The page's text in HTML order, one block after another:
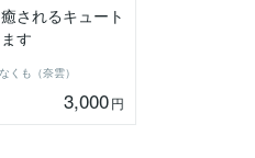
されるキュート
す
くも（奈雲）
3,000円